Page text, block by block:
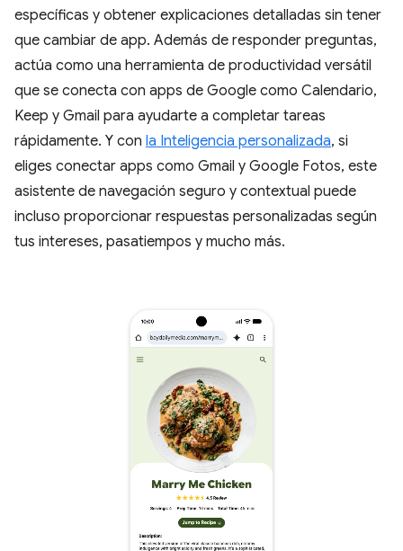
específicas y obtener explicaciones detalladas sin tener
que cambiar de app. Además de responder preguntas,
actúa como una herramienta de productividad versátil
que se conecta con apps de Google como Calendario,
Keep y Gmail para ayudarte a completar tareas
rápidamente. Y con la Inteligencia personalizada, si
eliges conectar apps como Gmail y Google Fotos, este
asistente de navegación seguro y contextual puede
incluso proporcionar respuestas personalizadas según
tus intereses, pasatiempos y mucho más.